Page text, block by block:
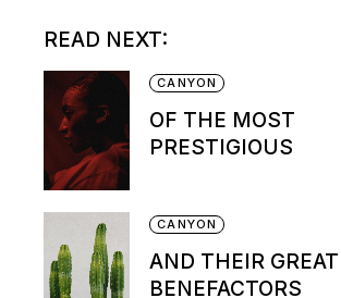
READ NEXT:
CANYON
OF THE MOST
PRESTIGIOUS
CANYON
AND THEIR GREAT
BENEFACTORS